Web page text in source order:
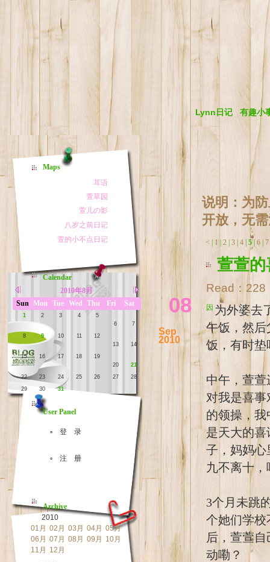
Lynn日记 有趣小
说明：为
开放，无
< 1 2 3 4 5| 6 7
08
Sep
2010
萱萱的
Read： 228
因为外婆去了北京小舅家，萱萱中午放学就由爸爸接了一起去爷爷奶奶家吃
午饭，然后
饭，有时垫
中午，萱
对我是喜
的领操，
是天大的喜
子，妈妈心
九不离十
3个月未跳
个她们学校
后，萱萱
动嘞？
Maps
Calendar
2010年8月
Sun Mon Tue Wed Thu Fri Sat
1 2 3 4
5
6
7
8
9 10 11
12
13
14
15
16 17 18
19
20
21
22
23 24 25 26 27
28
29
30 31
User Panel
▫ 登 录
▫ 注 册
Archive
2010
01月 02月 03月 04月 05月
06月 07月 08月 09月
10月
11月
12月